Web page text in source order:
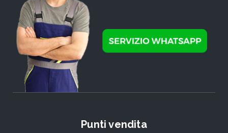
Punti vendita